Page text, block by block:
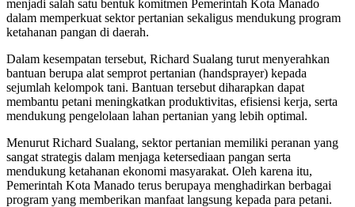
menjadi salah satu bentuk komitmen Pemerintah Kota Manado
dalam memperkuat sektor pertanian sekaligus mendukung program
ketahanan pangan di daerah.
Dalam kesempatan tersebut, Richard Sualang turut menyerahkan
bantuan berupa alat semprot pertanian (handsprayer) kepada
sejumlah kelompok tani. Bantuan tersebut diharapkan dapat
membantu petani meningkatkan produktivitas, efisiensi kerja, serta
mendukung pengelolaan lahan pertanian yang lebih optimal.
Menurut Richard Sualang, sektor pertanian memiliki peranan yang
sangat strategis dalam menjaga ketersediaan pangan serta
mendukung ketahanan ekonomi masyarakat. Oleh karena itu,
Pemerintah Kota Manado terus berupaya menghadirkan berbagai
program yang memberikan manfaat langsung kepada para petani.